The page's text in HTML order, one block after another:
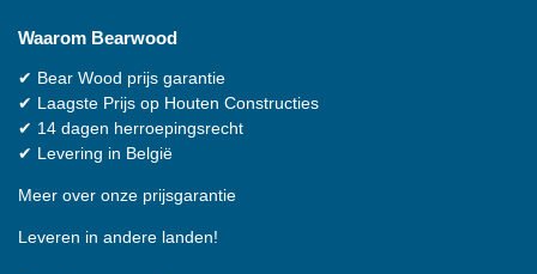
Waarom Bearwood
✔ Bear Wood prijs garantie
✔ Laagste Prijs op Houten Constructies
✔ 14 dagen herroepingsrecht
✔ Levering in België
Meer over onze prijsgarantie
Leveren in andere landen!